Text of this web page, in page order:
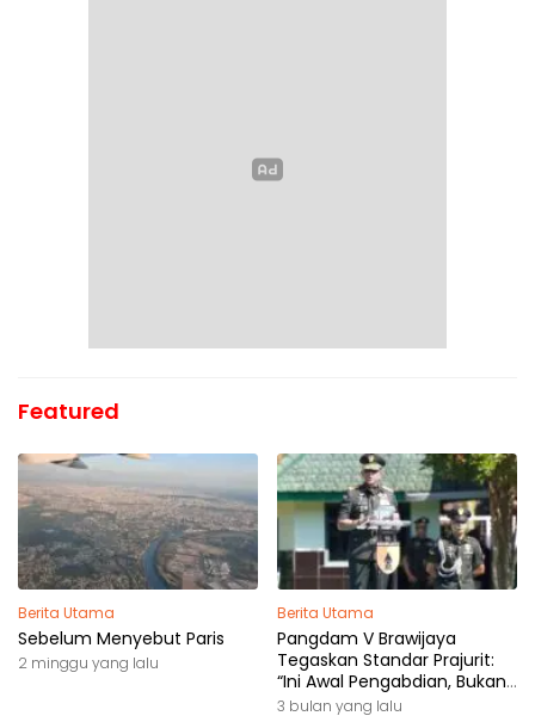
Featured
Berita Utama
Sebelum Menyebut Paris
2 minggu yang lalu
Berita Utama
Pangdam V Brawijaya
Tegaskan Standar Prajurit:
“Ini Awal Pengabdian, Bukan
Akhir Perjalanan”
3 bulan yang lalu